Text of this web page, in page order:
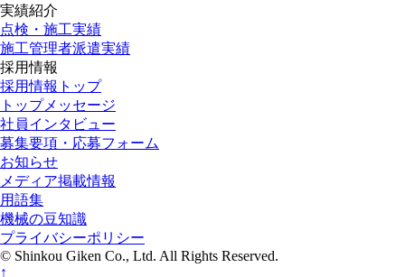
実績紹介
点検・施工実績
施工管理者派遣実績
採用情報
採用情報トップ
トップメッセージ
社員インタビュー
募集要項・応募フォーム
お知らせ
メディア掲載情報
用語集
機械の豆知識
プライバシーポリシー
© Shinkou Giken Co., Ltd. All Rights Reserved.
↑